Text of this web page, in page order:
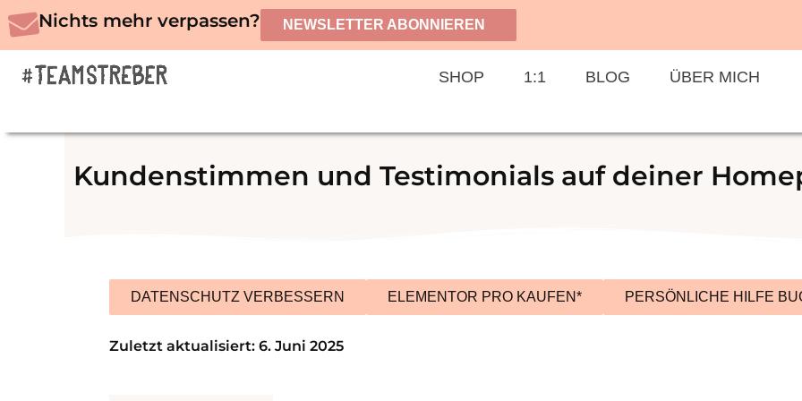
Zum
Inhalt
springen
Nichts mehr verpassen? NEWSLETTER ABONNIEREN
SHOP 1:1 BLOG ÜBER MICH
Kundenstimmen und Testimonials auf deiner
DATENSCHUTZ VERBESSERN ELEMENTOR PRO KAUFEN* PERSÖNLICHE HILFE
Zuletzt aktualisiert: 6. Juni 2025